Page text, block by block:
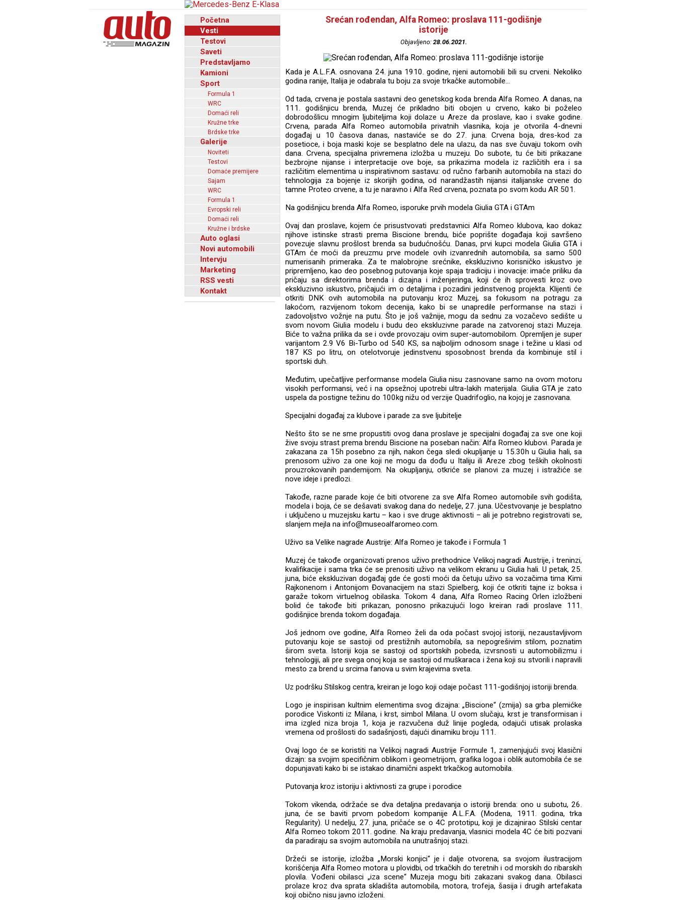
Početna
Vesti
Testovi
Saveti
Predstavljamo
Kamioni
Sport
Formula 1
WRC
Domaći reli
Kružne trke
Brdske trke
Galerije
Noviteti
Testovi
Domaće premijere
Sajam
WRC
Formula 1
Evropski reli
Domaći reli
Kružne i brdske
Auto oglasi
Novi automobili
Intervju
Marketing
RSS vesti
Kontakt
Srećan rođendan, Alfa Romeo: proslava 111-godišnje
istorije
Objavljeno: 28.06.2021.
Kada je A.L.F.A. osnovana 24. juna 1910. godine, njeni automobili bili su crveni. Nekoliko
godina ranije, Italija je odabrala tu boju za svoje trkačke automobile...
Od tada, crvena je postala sastavni deo genetskog koda brenda Alfa Romeo. A danas, na
111. godišnjicu brenda, Muzej će prikladno biti obojen u crveno, kako bi poželeo
dobrodošlicu mnogim ljubiteljima koji dolaze u Areze da proslave, kao i svake godine.
Crvena, parada Alfa Romeo automobila privatnih vlasnika, koja je otvorila 4-dnevni
događaj u 10 časova danas, nastaviće se do 27. juna. Crvena boja, dres-kod za
posetioce, i boja maski koje se besplatno dele na ulazu, da nas sve čuvaju tokom ovih
dana. Crvena, specijalna privremena izložba u muzeju. Do subote, tu će biti prikazane
bezbrojne nijanse i interpretacije ove boje, sa prikazima modela iz različitih era i sa
različitim elementima u inspirativnom sastavu: od ručno farbanih automobila na stazi do
tehnologija za bojenje iz skorijih godina, od narandžastih nijansi italijanske crvene do
tamne Proteo crvene, a tu je naravno i Alfa Red crvena, poznata po svom kodu AR 501.
Na godišnjicu brenda Alfa Romeo, isporuke prvih modela Giulia GTA i GTAm
Ovaj dan proslave, kojem će prisustvovati predstavnici Alfa Romeo klubova, kao dokaz
njihove istinske strasti prema Biscione brendu, biće poprište događaja koji savršeno
povezuje slavnu prošlost brenda sa budućnošću. Danas, prvi kupci modela Giulia GTA i
GTAm će moći da preuzmu prve modele ovih izvanrednih automobila, sa samo 500
numerisanih primeraka. Za te malobrojne srećnike, ekskluzivno korisničko iskustvo je
pripremljeno, kao deo posebnog putovanja koje spaja tradiciju i inovacije: imaće priliku da
pričaju sa direktorima brenda i dizajna i inženjeringa, koji će ih sprovesti kroz ovo
ekskluzivno iskustvo, pričajući im o detaljima i pozadini jedinstvenog projekta. Klijenti će
otkriti DNK ovih automobila na putovanju kroz Muzej, sa fokusom na potragu za
lakoćom, razvijenom tokom decenija, kako bi se unapredile performanse na stazi i
zadovoljstvo vožnje na putu. Što je još važnije, mogu da sednu za vozačevo sedište u
svom novom Giulia modelu i budu deo ekskluzivne parade na zatvorenoj stazi Muzeja.
Biće to važna prilika da se i ovde provozaju ovim super-automobilom. Opremljen je super
varijantom 2.9 V6 Bi-Turbo od 540 KS, sa najboljim odnosom snage i težine u klasi od
187 KS po litru, on otelotvoruje jedinstvenu sposobnost brenda da kombinuje stil i
sportski duh.
Međutim, upečatljive performanse modela Giulia nisu zasnovane samo na ovom motoru
visokih performansi, već i na opsežnoj upotrebi ultra-lakih materijala. Giulia GTA je zato
uspela da postigne težinu do 100kg nižu od verzije Quadrifoglio, na kojoj je zasnovana.
Specijalni događaj za klubove i parade za sve ljubitelje
Nešto što se ne sme propustiti ovog dana proslave je specijalni događaj za sve one koji
žive svoju strast prema brendu Biscione na poseban način: Alfa Romeo klubovi. Parada je
zakazana za 15h posebno za njih, nakon čega sledi okupljanje u 15.30h u Giulia hali, sa
prenosom uživo za one koji ne mogu da dođu u Italiju ili Areze zbog teških okolnosti
prouzrokovanih pandemijom. Na okupljanju, otkriće se planovi za muzej i istražiće se
nove ideje i predlozi.
Takođe, razne parade koje će biti otvorene za sve Alfa Romeo automobile svih godišta,
modela i boja, će se dešavati svakog dana do nedelje, 27. juna. Učestvovanje je besplatno
i uključeno u muzejsku kartu – kao i sve druge aktivnosti – ali je potrebno registrovati se,
slanjem mejla na info@museoalfaromeo.com.
Uživo sa Velike nagrade Austrije: Alfa Romeo je takođe i Formula 1
Muzej će takođe organizovati prenos uživo prethodnice Velikoj nagradi Austrije, i treninzi,
kvalifikacije i sama trka će se prenositi uživo na velikom ekranu u Giulia hali. U petak, 25.
juna, biće ekskluzivan događaj gde će gosti moći da četuju uživo sa vozačima tima Kimi
Rajkonenom i Antonijom Đovanacijem na stazi Spielberg, koji će otkriti tajne iz boksa i
garaže tokom virtuelnog obilaska. Tokom 4 dana, Alfa Romeo Racing Orlen izložbeni
bolid će takođe biti prikazan, ponosno prikazujući logo kreiran radi proslave 111.
godišnjice brenda tokom događaja.
Još jednom ove godine, Alfa Romeo želi da oda počast svojoj istoriji, nezaustavljivom
putovanju koje se sastoji od prestižnih automobila, sa nepogrešivim stilom, poznatim
širom sveta. Istoriji koja se sastoji od sportskih pobeda, izvrsnosti u automobilizmu i
tehnologiji, ali pre svega onoj koja se sastoji od muškaraca i žena koji su stvorili i napravili
mesto za brend u srcima fanova u svim krajevima sveta.
Uz podršku Stilskog centra, kreiran je logo koji odaje počast 111-godišnjoj istoriji brenda.
Logo je inspirisan kultnim elementima svog dizajna: „Biscione“ (zmija) sa grba plemićke
porodice Viskonti iz Milana, i krst, simbol Milana. U ovom slučaju, krst je transformisan i
ima izgled niza broja 1, koja je razvučena duž linije pogleda, odajući utisak prolaska
vremena od prošlosti do sadašnjosti, dajući dinamiku broju 111.
Ovaj logo će se koristiti na Velikoj nagradi Austrije Formule 1, zamenjujući svoj klasični
dizajn: sa svojim specifičnim oblikom i geometrijom, grafika logoa i oblik automobila će se
dopunjavati kako bi se istakao dinamični aspekt trkačkog automobila.
Putovanja kroz istoriju i aktivnosti za grupe i porodice
Tokom vikenda, održaće se dva detaljna predavanja o istoriji brenda: ono u subotu, 26.
juna, će se baviti prvom pobedom kompanije A.L.F.A. (Modena, 1911. godina, trka
Regularity). U nedelju, 27. juna, pričaće se o 4C prototipu, koji je dizajnirao Stilski centar
Alfa Romeo tokom 2011. godine. Na kraju predavanja, vlasnici modela 4C će biti pozvani
da paradiraju sa svojim automobila na unutrašnjoj stazi.
Držeći se istorije, izložba „Morski konjici“ je i dalje otvorena, sa svojom ilustracijom
korišćenja Alfa Romeo motora u plovidbi, od trkačkih do teretnih i od morskih do ribarskih
plovila. Vođeni obilasci „iza scene“ Muzeja mogu biti zakazani svakog dana. Obilasci
prolaze kroz dva sprata skladišta automobila, motora, trofeja, šasija i drugih artefakata
koji obično nisu javno izloženi.